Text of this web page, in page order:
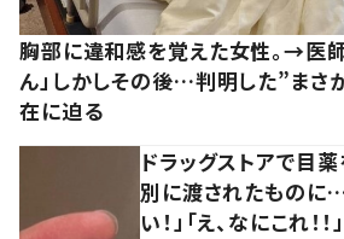
胸部に違和感を覚えた女性。→医
ん」しかしその後…判明した”まさ
在に迫る
ドラッグストアで目
別に渡されたものに
い！」「え、なにこれ！！」